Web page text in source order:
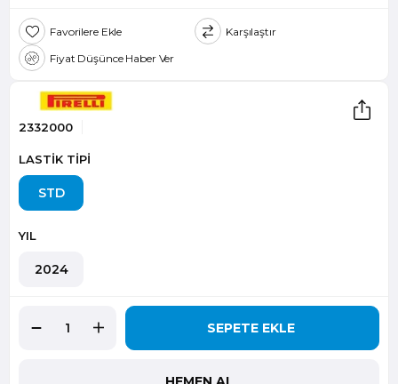
Favorilere Ekle
Karşılaştır
Fiyat Düşünce Haber Ver
2332000
LASTİK TİPİ
STD
YIL
2024